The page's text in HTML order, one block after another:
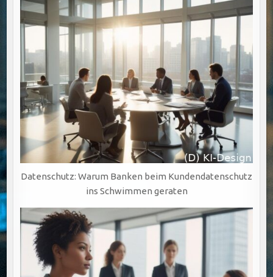
Datenschutz: Warum Banken beim Kundendatenschutz
ins Schwimmen geraten